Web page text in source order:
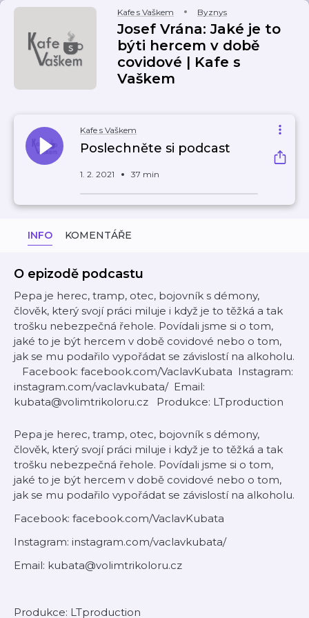
Kafe s Vaškem Byznys
Josef Vrána: Jaké je to
býti hercem v době
covidové | Kafe s
Vaškem
Kafe s Vaškem
Poslechněte si podcast
1. 2. 2021 37 min
INFO KOMENTÁŘE
O epizodě podcastu
Pepa je herec, tramp, otec, bojovník s démony,
člověk, který svojí práci miluje i když je to těžká a tak
trošku nebezpečná řehole. Povídali jsme si o tom,
jaké to je být hercem v době covidové nebo o tom,
jak se mu podařilo vypořádat se závislostí na alkoholu.
Facebook: facebook.com/VaclavKubata Instagram:
instagram.com/vaclavkubata/ Email:
kubata@volimtrikoloru.cz Produkce: LTproduction
Pepa je herec, tramp, otec, bojovník s démony,
člověk, který svojí práci miluje i když je to těžká a tak
trošku nebezpečná řehole. Povídali jsme si o tom,
jaké to je být hercem v době covidové nebo o tom,
jak se mu podařilo vypořádat se závislostí na alkoholu.
Facebook: facebook.com/VaclavKubata
Instagram: instagram.com/vaclavkubata/
Email: kubata@volimtrikoloru.cz
Produkce: LTproduction